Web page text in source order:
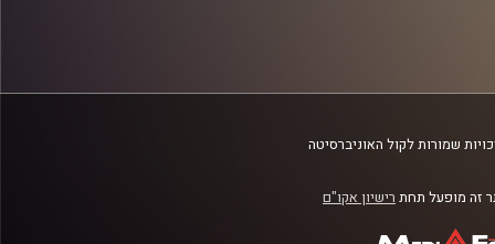
שמורות לקול האוניברסיטה
זה מופעל תחת רישיון אקו"ם